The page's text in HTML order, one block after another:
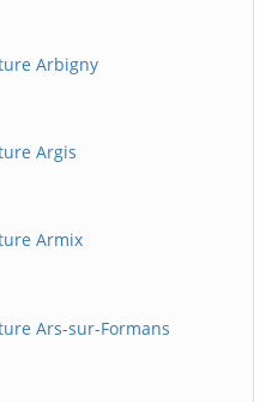
Arbigny
Argis
Armix
Ars-sur-Formans